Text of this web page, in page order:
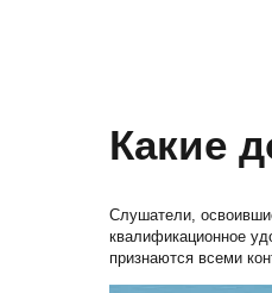
Какие
Слушатели,
квалификационное
признаются всеми